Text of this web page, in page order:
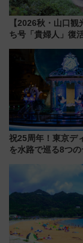
【2026秋・山口
ち号「貴婦人」復
注目観光列車まと
り方は？
祝25周年！東京デ
を水路で巡る8つ